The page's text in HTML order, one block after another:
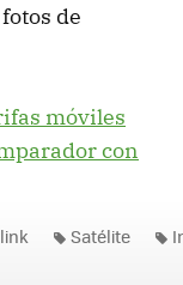
de
móviles
con
Satélite